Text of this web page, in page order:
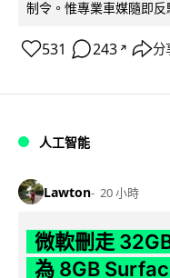
制令。惟專業車媒隨即反
531 243 ↗ 分
人工智能
Lawton 20 小時
微軟刪走
為 8GB